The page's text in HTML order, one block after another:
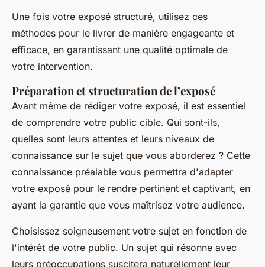
Une fois votre exposé structuré, utilisez ces
méthodes pour le livrer de manière engageante et
efficace, en garantissant une qualité optimale de
votre intervention.
Préparation et structuration de l’exposé
Avant même de rédiger votre exposé, il est essentiel
de comprendre votre public cible. Qui sont-ils,
quelles sont leurs attentes et leurs niveaux de
connaissance sur le sujet que vous aborderez ? Cette
connaissance préalable vous permettra d'adapter
votre exposé pour le rendre pertinent et captivant, en
ayant la garantie que vous maîtrisez votre audience.
Choisissez soigneusement votre sujet en fonction de
l'intérêt de votre public. Un sujet qui résonne avec
leurs préoccupations suscitera naturellement leur